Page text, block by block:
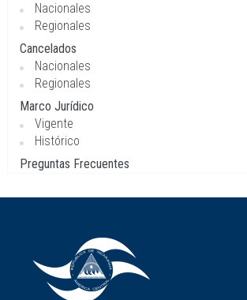
Nacionales
Regionales
Cancelados
Nacionales
Regionales
Marco Jurídico
Vigente
Histórico
Preguntas Frecuentes